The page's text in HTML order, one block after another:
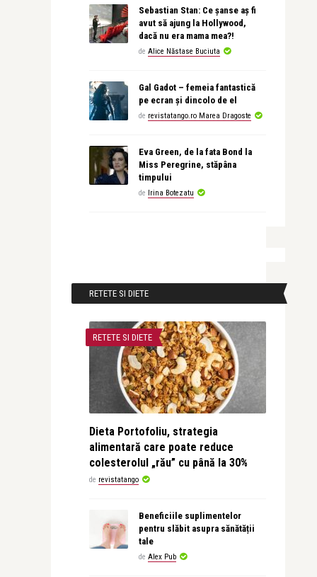
Sebastian Stan: Ce șanse aș fi
avut să ajung la Hollywood,
dacă nu era mama mea?!
de Alice Năstase Buciuta
Gal Gadot – femeia fantastică
pe ecran și dincolo de el
de revistatango.ro Marea Dragoste
Eva Green, de la fata Bond la
Miss Peregrine, stăpâna
timpului
de Irina Botezatu
RETETE SI DIETE
RETETE SI DIETE
Dieta Portofoliu, strategia
alimentară care poate reduce
colesterolul „rău” cu până la 30%
de revistatango
Beneficiile suplimentelor
pentru slăbit asupra sănătății
tale
de Alex Pub